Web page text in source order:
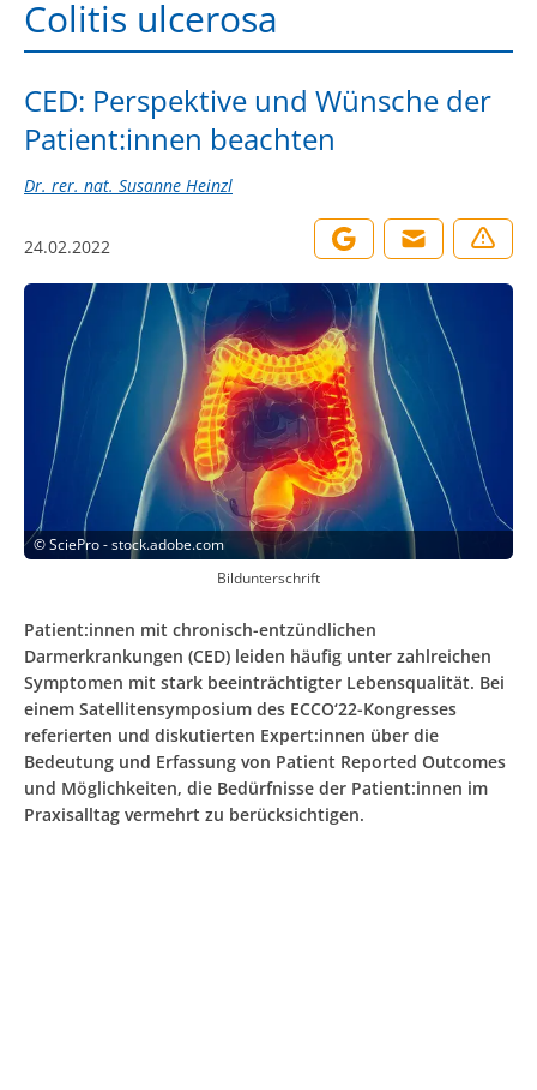
Colitis ulcerosa
CED: Perspektive und Wünsche der
Patient:innen beachten
Dr. rer. nat. Susanne Heinzl
24.02.2022
©SciePro - stock.adobe.com
Bildunterschrift
Patient:innen mit chronisch-entzündlichen
Darmerkrankungen (CED) leiden häufig unter zahlreichen
Symptomen mit stark beeinträchtigter Lebensqualität. Bei
einem Satellitensymposium des ECCO‘22-Kongresses
referierten und diskutierten Expert:innen über die
Bedeutung und Erfassung von Patient Reported Outcomes
und Möglichkeiten, die Bedürfnisse der Patient:innen im
Praxisalltag vermehrt zu berücksichtigen.